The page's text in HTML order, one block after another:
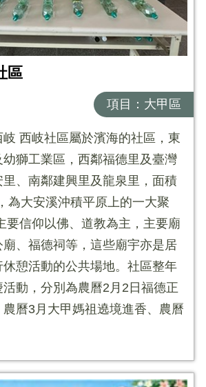
區
項目：大甲區
西岐社區屬於濱海的社區，東
獅工業區，西鄰福德里及臺灣
、南鄰建興里及龍泉里，面積
為大安溪沖積平原上的一大聚
要信仰以佛、道教為主，主要廟
、福德祠等，這些廟宇亦是居
休憩活動的公共場地。社區整年
動，分別為農曆2月2日福德正
曆3月大甲媽祖遶境進香、農曆